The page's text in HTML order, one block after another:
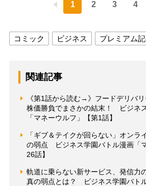
1 2 3 4
コミック ビジネス プレミアム
関連記事
《第1話から読む→》フードデリバ
株価勝負でまさかの結末！ ビジネ
「マネーウルフ」【第1話】
「ギブ＆テイクが回らない」オンラ
の弱点 ビジネス学園バトル漫画「
26話】
軌道に乗らない新サービス、発信力
真の弱点とは？ ビジネス学園バト